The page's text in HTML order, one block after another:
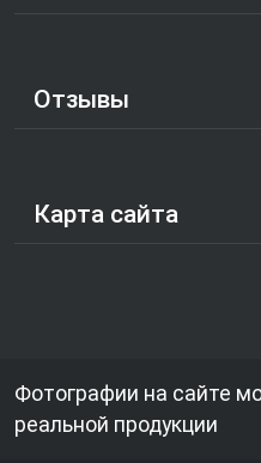
Отзывы
Карта сайта
Фотографии на сайте
реальной продукции